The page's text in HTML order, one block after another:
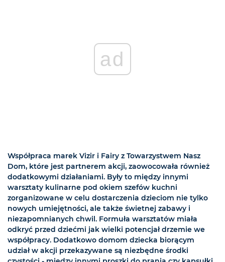
ad
Współpraca marek Vizir i Fairy z Towarzystwem Nasz
Dom, które jest partnerem akcji, zaowocowała również
dodatkowymi działaniami. Były to między innymi
warsztaty kulinarne pod okiem szefów kuchni
zorganizowane w celu dostarczenia dzieciom nie tylko
nowych umiejętności, ale także świetnej zabawy i
niezapomnianych chwil. Formuła warsztatów miała
odkryć przed dziećmi jak wielki potencjał drzemie we
współpracy. Dodatkowo domom dziecka biorącym
udział w akcji przekazywane są niezbędne środki